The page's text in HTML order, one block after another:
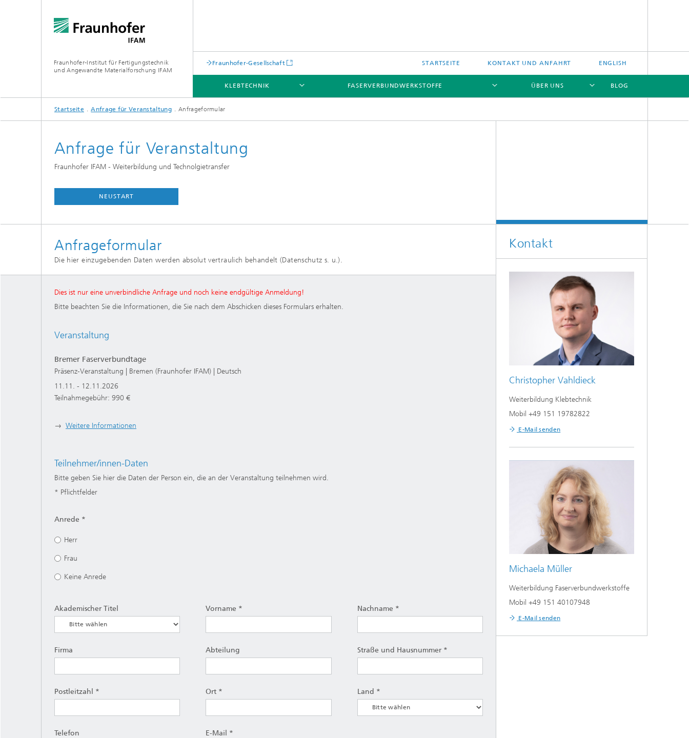
Fraunhofer-Institut für Fertigungstechnik
und Angewandte Materialforschung IFAM
Fraunhofer-Gesellschaft STARTSEITE KONTAKT UND ANFAHRT ENGLISH
KLEBTECHNIK
KLEBTECHNIK
FASERVERBUNDWERKSTOFFE
FASERVERBUNDWERKSTOFFE
ÜBER UNS
ÜBER UNS
BLOG
Startseite Anfrage für Veranstaltung Anfrageformular
Anfrage für Veranstaltung
Fraunhofer IFAM - Weiterbildung und Technolgietransfer
NEUSTART
Anfrageformular
Die hier einzugebenden Daten werden absolut vertraulich behandelt (Datenschutz s. u.).
Dies ist nur eine unverbindliche Anfrage und noch keine endgültige Anmeldung!
Bitte beachten Sie die Informationen, die Sie nach dem Abschicken dieses Formulars erhalten.
Veranstaltung
Bremer Faserverbundtage
Präsenz-Veranstaltung | Bremen (Fraunhofer IFAM) | Deutsch
11.11. - 12.11.2026
Teilnahmegebühr: 990 €
→ Weitere Informationen
Teilnehmer/innen-Daten
Bitte geben Sie hier die Daten der Person ein, die an der Veranstaltung teilnehmen wird.
* Pflichtfelder
Anrede *
Herr
Frau
Keine Anrede
Akademischer Titel Vorname * Nachname *
Firma Abteilung Straße und Hausnummer *
Postleitzahl * Ort * Land *
Telefon E-Mail *
Kontakt
Christopher Vahldieck
Weiterbildung Klebtechnik
Mobil +49 151 19782822
E-Mail senden
Michaela Müller
Weiterbildung Faserverbundwerkstoffe
Mobil +49 151 40107948
E-Mail senden